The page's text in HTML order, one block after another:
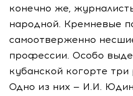
конечно же,
народной. Кремневые
самоотверженно
профессии. Особо
кубанской когорте
Одно из них — И.И.